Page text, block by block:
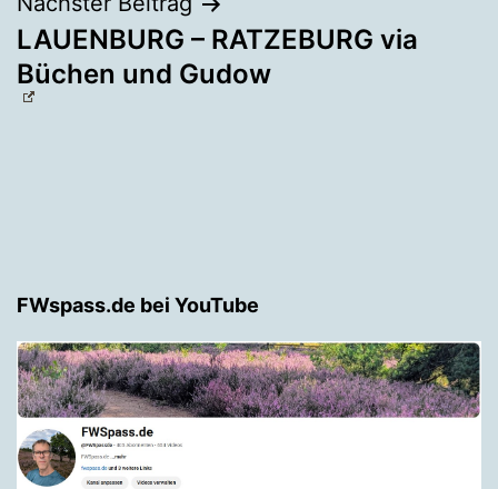
LAUENBURG – RATZEBURG via
Büchen und Gudow
FWspass.de bei YouTube